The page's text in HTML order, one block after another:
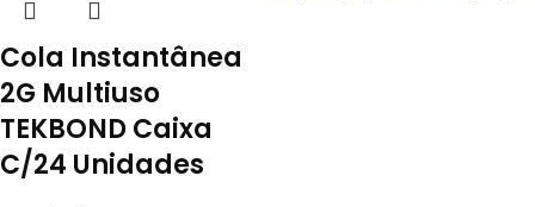
Cola Instantânea
2G Multiuso
TEKBOND Caixa
C/24 Unidades